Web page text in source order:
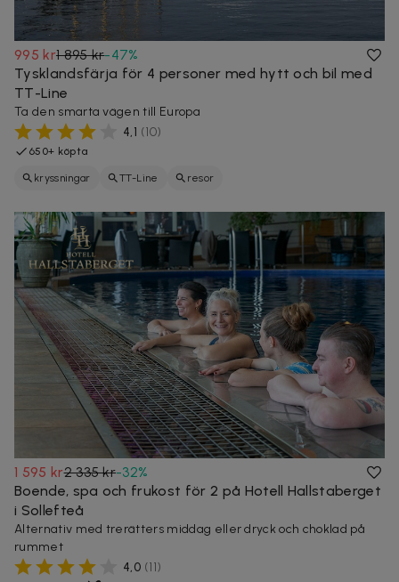
995 kr1 895 kr-47%
Tysklandsfärja för 4 personer med hytt och bil med
TT-Line
Ta den smarta vägen till Europa
4,1 (10)
650+ köpta
kryssningar TT-Line resor
1 595 kr2 335 kr-32%
Boende, spa och frukost för 2 på Hotell Hallstaberget
i Sollefteå
Alternativ med trerätters middag eller dryck och choklad på
rummet
4,0 (11)